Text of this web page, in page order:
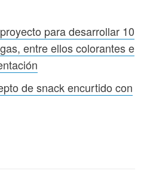
para desarrollar 10
entre ellos colorantes e
de snack encurtido con